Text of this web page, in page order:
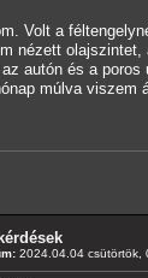
Volt a
nézett
autón és a
múlva
2024.04.04 csütörtök,